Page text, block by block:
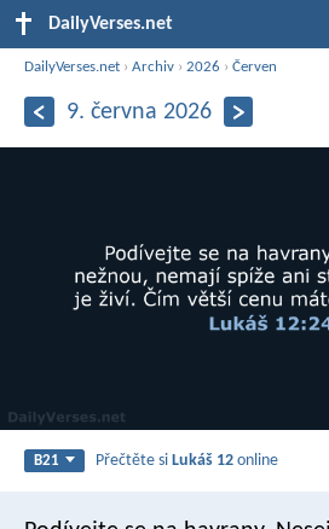
DailyVerses.net
DailyVerses.net ›Archiv ›2026 ›Červen
9. června 2026
B21 Přečtěte siLukáš 12 online